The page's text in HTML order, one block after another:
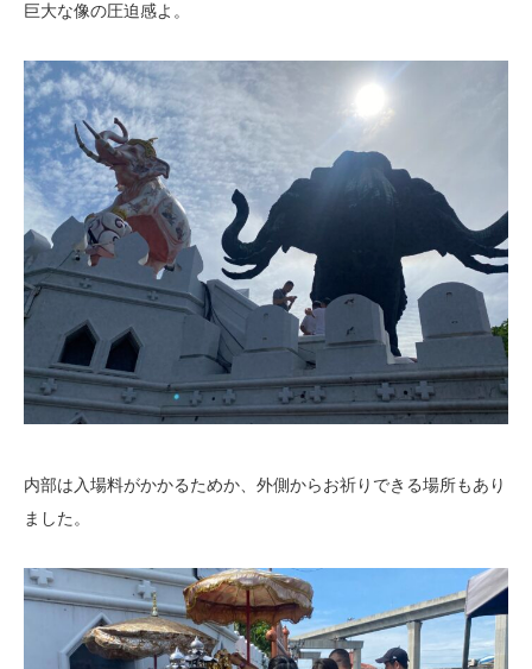
巨大な像の圧迫感よ。
内部は入場料がかかるためか、外側からお祈りできる場所もあり
ました。